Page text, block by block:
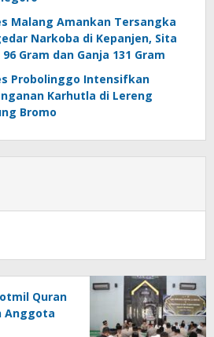
Malang Amankan Tersangka
Narkoba di Kepanjen, Sita
96 Gram dan Ganja 131 Gram
Probolinggo Intensifkan
Karhutla di Lereng
Bromo
Quran
Anggota